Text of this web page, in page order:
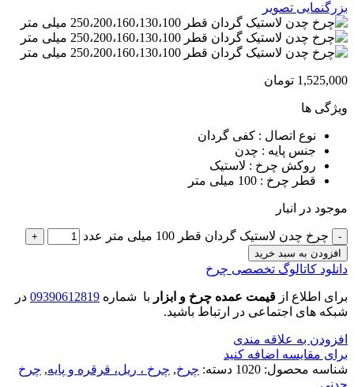
بزرگنمایی تصویر
1,525,000 تومان
ویژگی ها
نوع اتصال : کفی گردان
جنس پایه : چدن
روکش چرخ : لاستیک
قطر چرخ : 100 میلی متر
موجود در انبار
چرخ چدن لاستیک گردان قطر 100 میلی متر عدد
افزودن به سبد خرید
دانلود کاتالوگ تخصصی چرخ
برای اطلاع از قیمت عمده چرخ و ابزار با شماره 09390612819 در
شبکه های اجتماعی در ارتباط باشید.
افزودن به علاقه مندی
برای مقایسه اضافه کنید
شناسه محصول: 1020 دسته: چرخ, چرخ ، ریل، قرقره و پایه, چرخ
چدنی